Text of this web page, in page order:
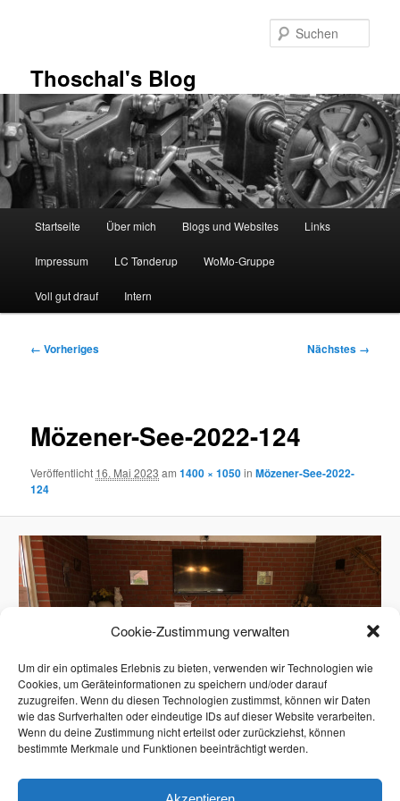
Cookie-Zustimmung verwalten
Um dir ein optimales Erlebnis zu bieten, verwenden wir Technologien wie
Cookies, um Geräteinformationen zu speichern und/oder darauf
zuzugreifen. Wenn du diesen Technologien zustimmst, können wir Daten
wie das Surfverhalten oder eindeutige IDs auf dieser Website verarbeiten.
Wenn du deine Zustimmung nicht erteilst oder zurückziehst, können
bestimmte Merkmale und Funktionen beeinträchtigt werden.
Thoschal's Blog
Startseite Über mich Blogs und Websites Links
Impressum LC Tønderup WoMo-Gruppe
Voll gut drauf Intern
Bilder-
← Vorheriges Nächstes →
Mözener-See-2022-124
Veröffentlicht 16. Mai 2023 am1400 × 1050inMözener-See-2022-
124